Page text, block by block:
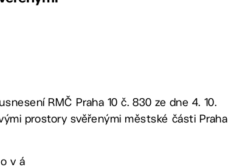
RMČ Praha 10 č. 830 ze dne 4. 10.
prostory svěřenými městské části Praha
v á